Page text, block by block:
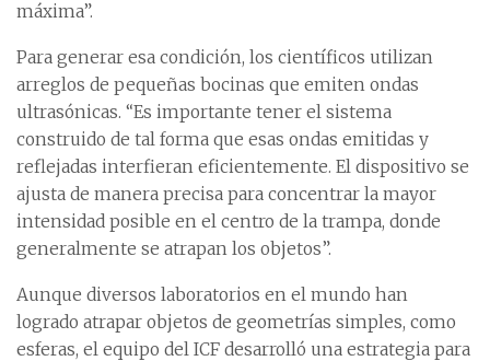
máxima”.
Para generar esa condición, los científicos utilizan
arreglos de pequeñas bocinas que emiten ondas
ultrasónicas. “Es importante tener el sistema
construido de tal forma que esas ondas emitidas y
reflejadas interfieran eficientemente. El dispositivo se
ajusta de manera precisa para concentrar la mayor
intensidad posible en el centro de la trampa, donde
generalmente se atrapan los objetos”.
Aunque diversos laboratorios en el mundo han
logrado atrapar objetos de geometrías simples, como
esferas, el equipo del ICF desarrolló una estrategia para